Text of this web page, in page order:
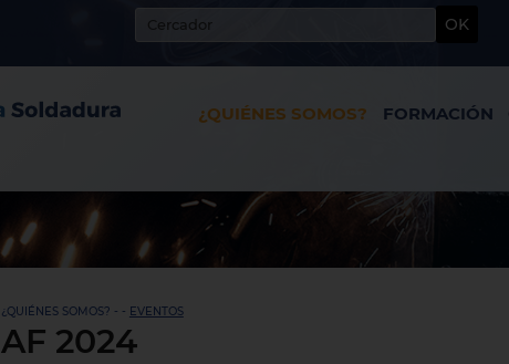
OK
¿QUIÉNES SOMOS? FORMACIÓN
¿QUIÉNES SOMOS? - - EVENTOS
AF 2024